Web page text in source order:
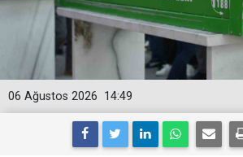
14:49
06 Ağustos 2026